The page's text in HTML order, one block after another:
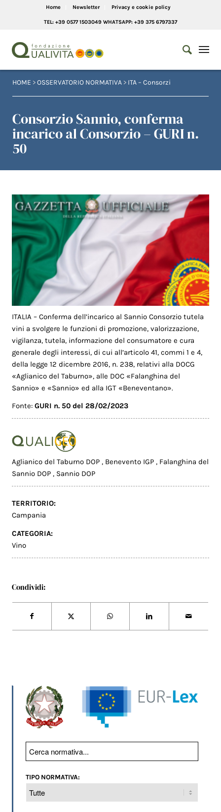
Home Newsletter Privacy e cookie policy
TEL: +39 0577 1503049 WHATSAPP: +39 375 6797337
HOME >OSSERVATORIO NORMATIVA > ITA – Consorzi
Consorzio Sannio, conferma
incarico al Consorzio – GURI n.
50
ITALIA – Conferma dell’incarico al Sannio Consorzio tutela
vini a svolgere le funzioni di promozione, valorizzazione,
vigilanza, tutela, informazione del consumatore e cura
generale degli interessi, di cui all’articolo 41, commi 1 e 4,
della legge 12 dicembre 2016, n. 238, relativi alla DOCG
«Aglianico del Taburno», alle DOC «Falanghina del
Sannio» e «Sannio» ed alla IGT «Beneventano».
Fonte:GURI n. 50 del 28/02/2023
Aglianico del Taburno DOP, Benevento IGP, Falanghina del
Sannio DOP, Sannio DOP
TERRITORIO:
Campania
CATEGORIA:
Vino
Condividi:
TIPO NORMATIVA: